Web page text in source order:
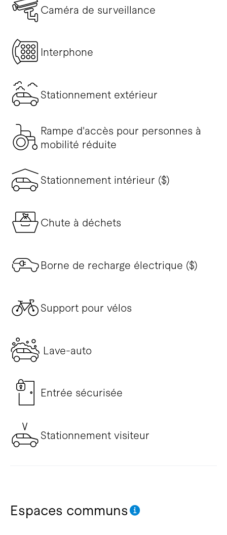
Caméra de surveillance
Interphone
Stationnement extérieur
Rampe d'accès pour personnes à
mobilité réduite
Stationnement intérieur ($)
Chute à déchets
Borne de recharge électrique ($)
Support pour vélos
Lave-auto
Entrée sécurisée
Stationnement visiteur
Espaces communs